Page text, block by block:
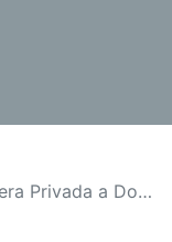
a Domicilio